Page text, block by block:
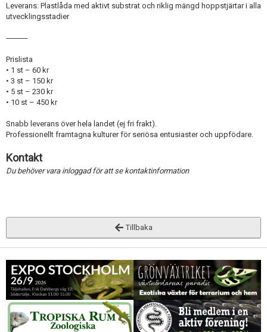
Leverans: Plastlåda med aktivt substrat och riklig mängd hoppstjärtar i alla
utvecklingsstadier
⸻
Prislista
• 1 st – 60 kr
• 3 st – 150 kr
• 5 st – 230 kr
• 10 st – 450 kr
Snabb leverans över hela landet (ej fri frakt).
Professionellt framtagna kulturer för seriösa entusiaster och uppfödare.
Kontakt
Du behöver vara inloggad för att se kontaktinformation
Tillbaka